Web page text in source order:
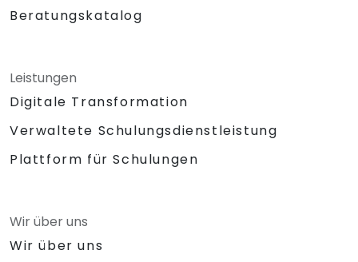
Beratungskatalog
Leistungen
Digitale Transformation
Verwaltete Schulungsdienstleistung
Plattform für Schulungen
Wir über uns
Wir über uns